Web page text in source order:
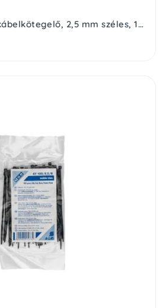
Home CT 100/2,5 kábelkötegelő, 2,5 mm széles, 100 mm hosszú, 50 db, átlátszó